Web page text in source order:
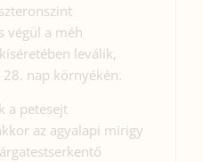
végül a méh
leválik,
nap környékén.
a petesejt
az agyalapi mirigy